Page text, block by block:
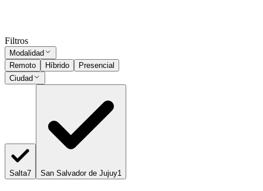
Filtros
Modalidad
Remoto
Híbrido
Presencial
Ciudad
Salta7 San Salvador de Jujuy1